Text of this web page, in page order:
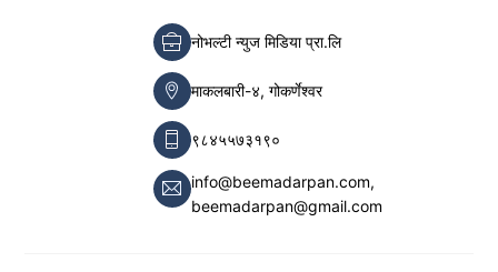
नोभल्टी न्युज मिडिया प्रा.लि
माकलबारी-४, गोकर्णेश्वर
९८४५५७३१९०
info@beemadarpan.com,
beemadarpan@gmail.com